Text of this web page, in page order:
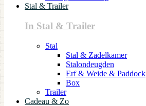
Stal & Trailer
In Stal & Trailer
Stal
Stal & Zadelkamer
Stalondeugden
Erf & Weide & Paddock
Box
Trailer
Cadeau & Zo